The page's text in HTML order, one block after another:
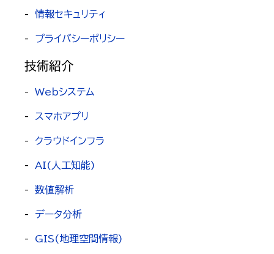
- 情報セキュリティ
- プライバシーポリシー
技術紹介
- Webシステム
- スマホアプリ
- クラウドインフラ
- AI(人工知能)
- 数値解析
- データ分析
- GIS(地理空間情報)